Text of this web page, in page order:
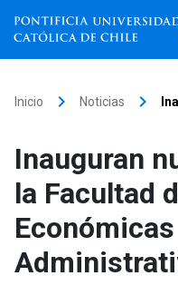
Facultades, escuelas e
institutos
Investigación
Inicio keyboard_arrow_right Noticias keyboard_arrow_right
Inauguran
la Facultad